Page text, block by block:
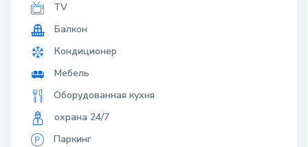
TV
Балкон
Кондиционер
Мебель
Оборудованная кухня
охрана 24/7
Паркинг